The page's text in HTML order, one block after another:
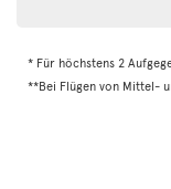
* Für höchstens 2
**Bei Flügen von Mittel-